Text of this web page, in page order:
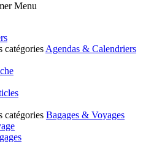
Menu
catégories Agendas & Calendriers
catégories Bagages & Voyages